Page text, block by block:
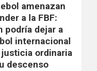
amenazan
a la FBF:
podría dejar a
internacional
ordinaria
descenso